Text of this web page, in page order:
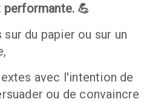
💪
du papier ou sur un
avec l'intention de
ou de convaincre